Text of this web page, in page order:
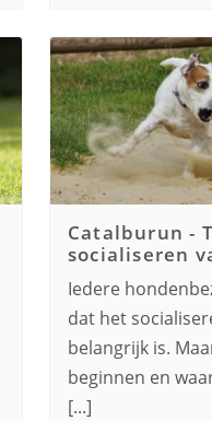
Catalburun -
socialiseren
Iedere
dat het
belangrijk is.
beginnen en
[...]